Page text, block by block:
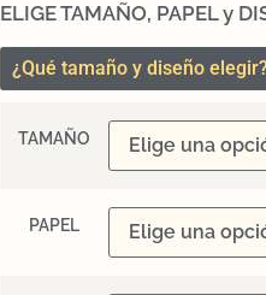
ELIGE TAMAÑO, PAPEL y
¿Qué tamaño y diseño
TAMAÑO
PAPEL